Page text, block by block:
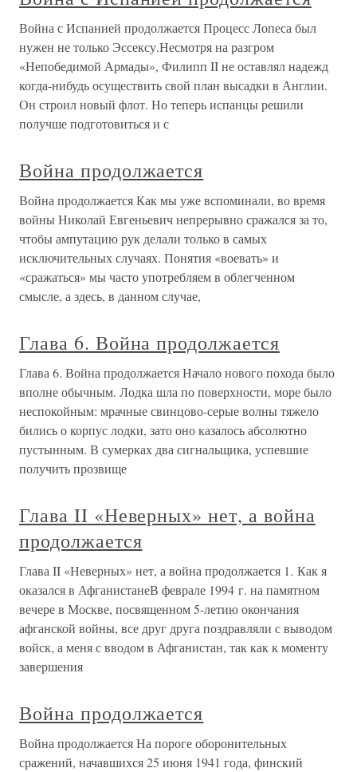
Война с Испанией продолжается Процесс Лопеса был
нужен не только Эссексу.Несмотря на разгром
«Непобедимой Армады», Филипп II не оставлял надежд
когда-нибудь осуществить свой план высадки в Англии.
Он строил новый флот. Но теперь испанцы решили
получше подготовиться и с
Война продолжается
Война продолжается Как мы уже вспоминали, во время
войны Николай Евгеньевич непрерывно сражался за то,
чтобы ампутацию рук делали только в самых
исключительных случаях. Понятия «воевать» и
«сражаться» мы часто употребляем в облегченном
смысле, а здесь, в данном случае,
Глава 6. Война продолжается
Глава 6. Война продолжается Начало нового похода было
вполне обычным. Лодка шла по поверхности, море было
неспокойным: мрачные свинцово-серые волны тяжело
бились о корпус лодки, зато оно казалось абсолютно
пустынным. В сумерках два сигнальщика, успевшие
получить прозвище
Глава II «Неверных» нет, а война
продолжается
Глава II «Неверных» нет, а война продолжается 1. Как я
оказался в АфганистанеВ феврале 1994 г. на памятном
вечере в Москве, посвященном 5-летию окончания
афганской войны, все друг друга поздравляли с выводом
войск, а меня с вводом в Афганистан, так как к моменту
завершения
Война продолжается
Война продолжается На пороге оборонительных
сражений, начавшихся 25 июня 1941 года, финский